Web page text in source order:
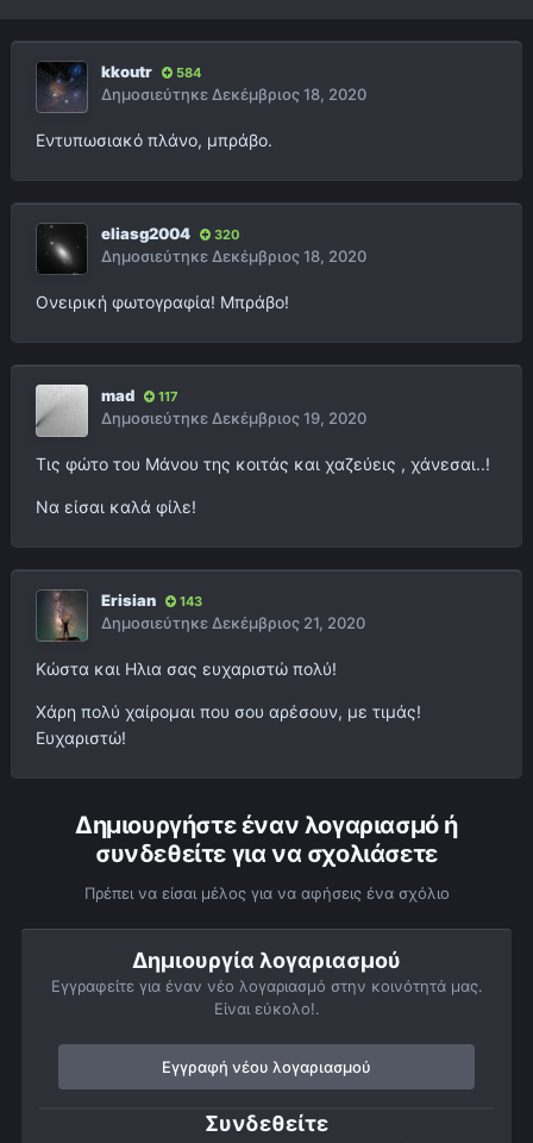
kkoutr 584
ΔημοσιεύτηκεΔεκέμβριος 18, 2020
Εντυπωσιακό πλάνο, μπράβο.
eliasg2004 320
ΔημοσιεύτηκεΔεκέμβριος 18, 2020
Ονειρική φωτογραφία! Μπράβο!
mad 117
ΔημοσιεύτηκεΔεκέμβριος 19, 2020
Τις φώτο του Μάνου της κοιτάς και χαζεύεις , χάνεσαι..!
Να είσαι καλά φίλε!
Erisian 143
ΔημοσιεύτηκεΔεκέμβριος 21, 2020
Κώστα και Ηλια σας ευχαριστώ πολύ!
Χάρη πολύ χαίρομαι που σου αρέσουν, με τιμάς!
Ευχαριστώ!
Δημιουργήστε έναν λογαριασμό ή
συνδεθείτε για να σχολιάσετε
Πρέπει να είσαι μέλος για να αφήσεις ένα σχόλιο
Δημιουργία λογαριασμού
Εγγραφείτε για έναν νέο λογαριασμό στην κοινότητά μας.
Είναι εύκολο!.
Εγγραφή νέου λογαριασμού
Συνδεθείτε